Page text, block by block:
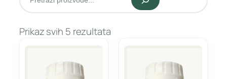
Prikaz svih 5 rezultata